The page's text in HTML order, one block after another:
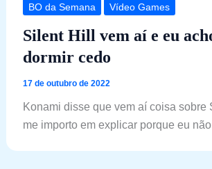
BO da Semana Vídeo Games
Silent Hill vem aí e eu
dormir cedo
17 de outubro de 2022
Konami disse que vem aí coisa sobre
me importo em explicar porque eu